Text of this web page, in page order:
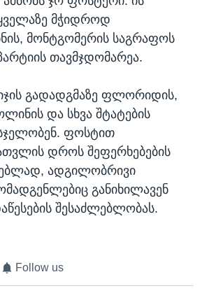
მჭიდროდ
მონტგომერის საგრაფოს
თავმჯდომარეა.
გადადგმაზე ფლორიდის,
და სხვა შტატების
ფოსტით
დროს შეფერხებების
ადგილობრივი
განიხილავენ
შესაძლებლობას.
Follow us